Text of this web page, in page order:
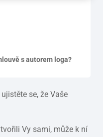
s autorem loga?
se, že Vaše
Vy sami, může k ní